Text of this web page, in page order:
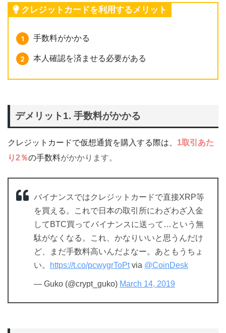
クレジットカードを利用するメリット
手数料がかかる
本人確認を済ませる必要がある
デメリット1. 手数料がかかる
クレジットカードで仮想通貨を購入する際は、 1取引あた
り2％の手数料がかかります。
バイナンスではクレジットカードで直接XRP等
を買える。これで日本の取引所にわざわざ入金
してBTC買ってバイナンスに送って…という無
駄がなくなる。これ、かなりいいと思うんだけ
ど、まだ手数料高いんだよなー。あともうちょ
い。
https://t.co/pcwygrToPtvia @CoinDesk
— Guko (@crypt_guko) March 14, 2019